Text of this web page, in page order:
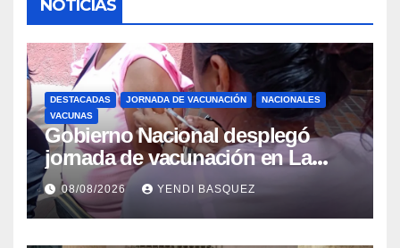
NOTICIAS
DESTACADAS JORNADA DE VACUNACIÓN
NACIONALES
VACUNAS
Gobierno Nacional desplegó
jornada de vacunación en La
Guaira para garantizar protección
epidemiológica
08/08/2026 YENDI BASQUEZ